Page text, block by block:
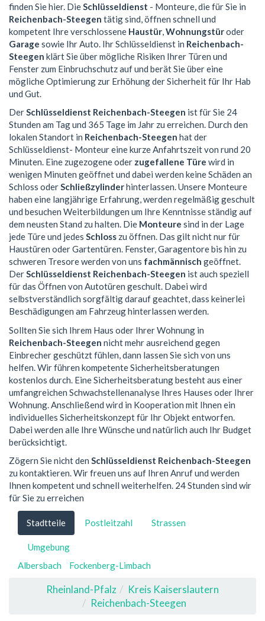
finden Sie hier. DieSchlüsseldienst - Monteure, die für Sie in
Reichenbach-Steegen tätig sind, öffnen schnell und
kompetent Ihre verschlossene Haustür,Wohnungstüroder
Garage sowie Ihr Auto. Ihr Schlüsseldienst in Reichenbach-
Steegen klärt Sie über mögliche Risiken Ihrer Türen und
Fenster zum Einbruchschutz auf und berät Sie über eine
mögliche Optimierung zur Erhöhung der Sicherheit für Ihr Hab
und Gut.
DerSchlüsseldienst Reichenbach-Steegen ist für Sie 24
Stunden am Tag und 365 Tage im Jahr zu erreichen. Durch den
lokalen Standort in Reichenbach-Steegen hat der
Schlüsseldienst- Monteur eine kurze Anfahrtszeit von rund 20
Minuten. Eine zugezogene oder zugefallene Türe wird in
wenigen Minuten geöffnet und dabei werden keine Schäden an
Schloss oderSchließzylinderhinterlassen. Unsere Monteure
haben eine langjährige Erfahrung, werden regelmäßig geschult
und besuchen Weiterbildungen um Ihre Kenntnisse ständig auf
dem neusten Stand zu halten. Die Monteure sind in der Lage
jede Türe und jedes Schloss zu öffnen. Das gilt nicht nur für
Haustüren oder Gartentüren. Fenster, Garagentore bis hin zu
schweren Tresore werden von uns fachmännisch geöffnet.
DerSchlüsseldienst Reichenbach-Steegen ist auch speziell
für das Öffnen von Autotüren geschult. Dabei wird
selbstverständlich sorgfältig darauf geachtet, dass keinerlei
Beschädigungen am Fahrzeug hinterlassen werden.
Sollten Sie sich Ihrem Haus oder Ihrer Wohnung in
Reichenbach-Steegen nicht mehr ausreichend gegen
Einbrecher geschützt fühlen, dann lassen Sie sich von uns
helfen. Wir führen kompetente Sicherheitsberatungen
kostenlos durch. Eine Sicherheitsberatung besteht aus einer
umfangreichen Schwachstellenanalyse Ihres Hauses oder Ihrer
Wohnung. Anschließend wird in Kooperation mit Ihnen ein
individuelles Sicherheitskonzept für Ihr Objekt entworfen.
Dabei werden alle Ihre Wünsche und natürlich auch Ihr Budget
berücksichtigt.
Zögern Sie nicht den Schlüsseldienst Reichenbach-Steegen
zu kontaktieren. Wir freuen uns auf Ihren Anruf und werden
Ihnen kompetent und schnell weiterhelfen. 24 Stunden sind wir
für Sie zu erreichen
Stadtteile Postleitzahl Strassen
Umgebung
Albersbach
Fockenberg-Limbach
Rheinland-Pfalz
Kreis Kaiserslautern
Reichenbach-Steegen